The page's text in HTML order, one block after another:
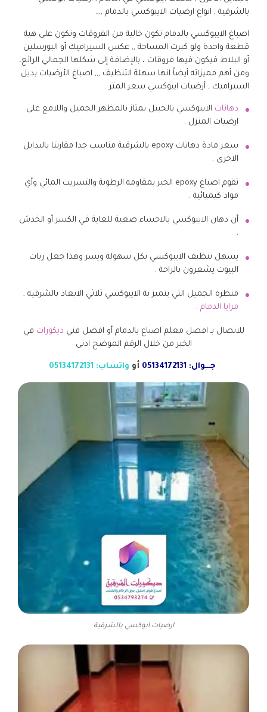
بالشرقية , انواع ارضيات الايبوكسي بالدمام ,,,.
اصباغ الايبوكسي بالدمام تكون خالية من الفروقات وتكون على هية
قطعة واحدة ولو كبرت المساحة ,, عكس السيراميك أو البورسلين
أو البلاط فيكون فيها فروقات ، بالإضافة إلى شكلها الجمالي الرائع،
ومن أهم مميزاته أيضاً انها سهلة التنظيف ,,, اصباغ الأرضيات بديل
السيراميك , أرضيات ايبوكسي سعر المتر .
دهانات الايبوكسي بالجبيل يمتاز بالمظهر الجميل واللامع على
ارضيات المنزل .
سعر مادة دهانات epoxy بالشرقية مناسب جدا مقارتنا بالبدايل
الاخرى .
تقوم اصباغ epoxy الخبر بمقاومه الرطوبة والتسريب المائي وأي
مواد كيميائية .
أن دهان الايبوكسي بالاحساء صعبة للغاية في الكسر أو الخدش
.
يسهل تنظيف الايبوكسي بكل سهولة ويسر وهذا جعل ربات
البيوت يشعرون بالراحة .
منظرة الجميل التي يتميز بة الايبوكسي ثلاثي الابعاد بالشرقية ,
مرايا الدمام .
للاتصال بـ افضل معلم اصباغ بالدمام أو افضل فني ديكورات في
الخبر من خلال الرقم الموضح ادنى
جـــوال: 05134172131 أو واتساب: 05134172131
ارضيات ابوكسي بالشرقية